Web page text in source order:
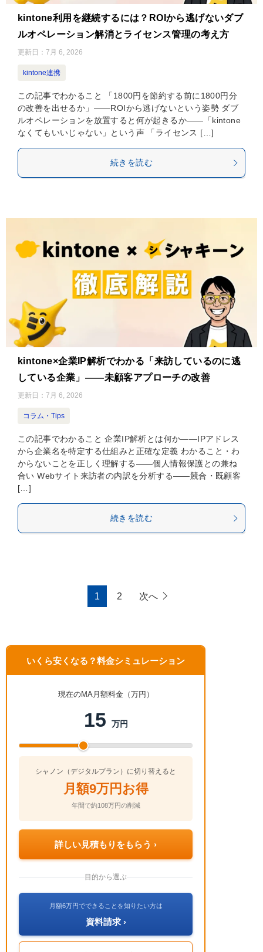
kintone利用を継続するには？ROIから逃げないダブ
ルオペレーション解消とライセンス管理の考え方
更新日： 7月 6, 2026
kintone連携
この記事でわかること 「1800円を節約する前に1800円分
の改善を出せるか」——ROIから逃げないという姿勢 ダブ
ルオペレーションを放置すると何が起きるか——「kintone
なくてもいいじゃない」という声 「ライセンス […]
続きを読む
kintone×企業IP解析でわかる「来訪しているのに逃
している企業」——未顧客アプローチの改善
更新日： 7月 6, 2026
コラム・Tips
この記事でわかること 企業IP解析とは何か——IPアドレス
から企業名を特定する仕組みと正確な定義 わかること・わ
からないことを正しく理解する——個人情報保護との兼ね
合い Webサイト来訪者の内訳を分析する——競合・既顧客
[…]
続きを読む
1 2 次へ
いくら安くなる？料金シミュレーション
現在のMA月額料金（万円）
15 万円
シャノン（デジタルプラン）に切り替えると
月額9万円お得
年間で約108万円の削減
詳しい見積もりをもらう ›
目的から選ぶ
月額6万円でできることを知りたい方は
資料請求 ›